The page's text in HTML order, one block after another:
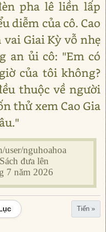
pha lê liền lấp
diễm của cô. Cao
Giai Kỳ vỗ nhẹ
an ủi cô: "Em có
của tôi không?
thuộc về người
thử xem Cao Gia
user/nguhoahoa
đưa lên
7 năm 2026
Tiến »